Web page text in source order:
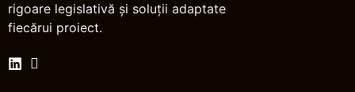
rigoare legislativă și soluții adaptate
fiecărui proiect.